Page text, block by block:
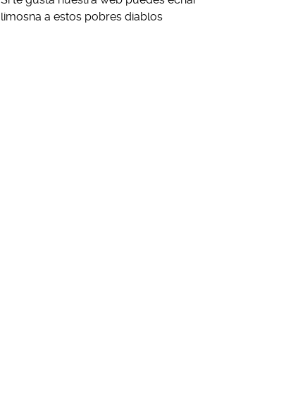
limosna a estos pobres diablos